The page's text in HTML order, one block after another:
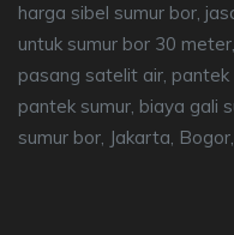
harga sibel sumur bor,
untuk sumur bor 30
pasang satelit air, pantek
pantek sumur, biaya gali
sumur bor, Jakarta,